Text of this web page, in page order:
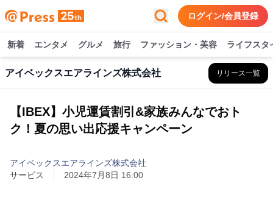
ログイン/会員登録
新着 エンタメ グルメ 旅行 ファッション・美容 ライフスタ
アイベックスエアラインズ株式会社 リリース一覧
【IBEX】小児運賃割引&家族みんなでおト
ク！夏の思い出応援キャンペーン
アイベックスエアラインズ株式会社
サービス
2024年7月8日 16:00